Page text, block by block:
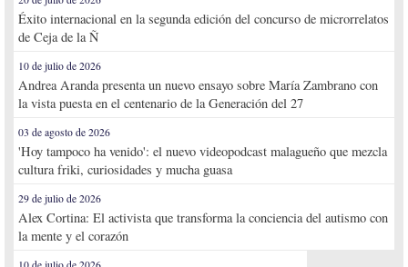
Éxito internacional en la segunda edición del concurso de microrrelatos
de Ceja de la Ñ
10 de julio de 2026
Andrea Aranda presenta un nuevo ensayo sobre María Zambrano con
la vista puesta en el centenario de la Generación del 27
03 de agosto de 2026
'Hoy tampoco ha venido': el nuevo videopodcast malagueño que mezcla
cultura friki, curiosidades y mucha guasa
29 de julio de 2026
Alex Cortina: El activista que transforma la conciencia del autismo con
la mente y el corazón